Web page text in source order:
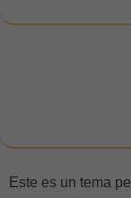
Este es un tema